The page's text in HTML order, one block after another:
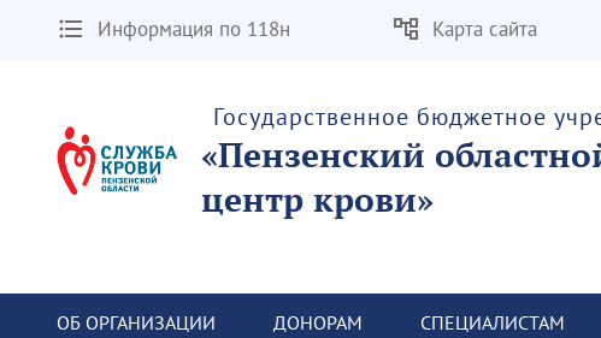
Информация по 118н Карта сайта
Государственное бюджетное
«Пензенский
центр крови»
ОБ ОРГАНИЗАЦИИ ДОНОРАМ СПЕЦИАЛИСТАМ